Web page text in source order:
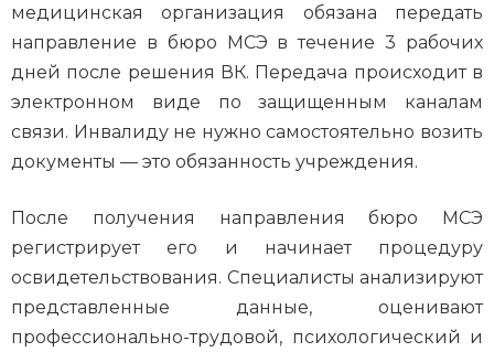
медицинская организация обязана передать
направление в бюро МСЭ в течение 3 рабочих
дней после решения ВК. Передача происходит в
электронном виде по защищенным каналам
связи. Инвалиду не нужно самостоятельно возить
документы — это обязанность учреждения.
После получения направления бюро МСЭ
регистрирует его и начинает процедуру
освидетельствования. Специалисты анализируют
представленные данные, оценивают
профессионально-трудовой, психологический и